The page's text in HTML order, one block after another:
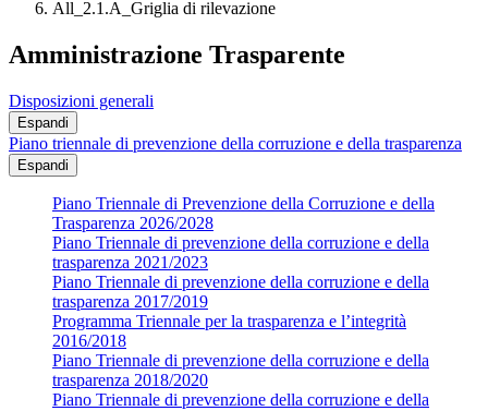
All_2.1.A_Griglia di rilevazione
Amministrazione Trasparente
Disposizioni generali
Espandi
Piano triennale di prevenzione della corruzione e della trasparenza
Espandi
Piano Triennale di Prevenzione della Corruzione e della
Trasparenza 2026/2028
Piano Triennale di prevenzione della corruzione e della
trasparenza 2021/2023
Piano Triennale di prevenzione della corruzione e della
trasparenza 2017/2019
Programma Triennale per la trasparenza e l’integrità
2016/2018
Piano Triennale di prevenzione della corruzione e della
trasparenza 2018/2020
Piano Triennale di prevenzione della corruzione e della